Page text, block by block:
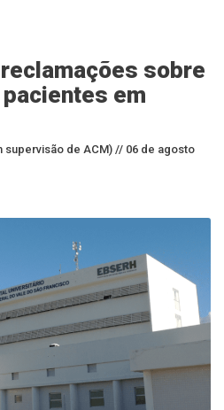
sobre
em
supervisão de ACM) // 06 de agosto